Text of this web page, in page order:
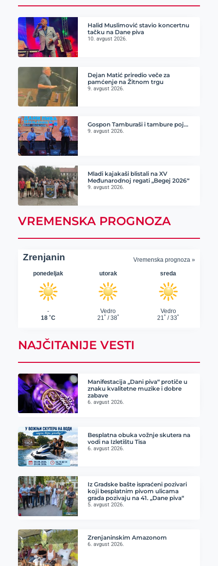
Halid Muslimović stavio koncertnu
tačku na Dane piva
10. avgust 2026.
Dejan Matić priredio veče za
pamćenje na Žitnom trgu
9. avgust 2026.
Gospon Tamburaši i tambure poj…
9. avgust 2026.
Mladi kajakaši blistali na XV
Međunarodnoj regati „Begej 2026“
9. avgust 2026.
VREMENSKA PROGNOZA
NAJČITANIJE VESTI
Manifestacija „Dani piva“ protiče u
znaku kvalitetne muzike i dobre
zabave
6. avgust 2026.
Besplatna obuka vožnje skutera na
vodi na Izletištu Tisa
6. avgust 2026.
Iz Gradske bašte ispraćeni pozivari
koji besplatnim pivom ulicama
grada pozivaju na 41. „Dane piva“
5. avgust 2026.
Zrenjaninskim Amazonom
6. avgust 2026.